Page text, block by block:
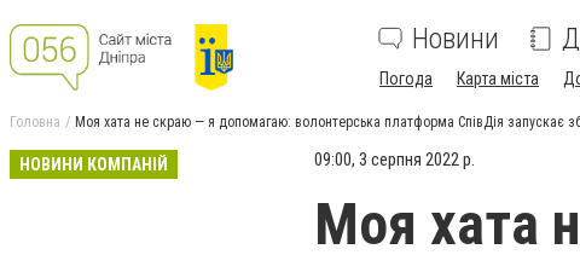
Новини
Погода Карта міста
Головна Моя хата не скраю — я допомагаю: волонтерська платформа СпівДія запускає
НОВИНИ КОМПАНІЙ 09:00, 3 серпня 2022 р.
Моя хата